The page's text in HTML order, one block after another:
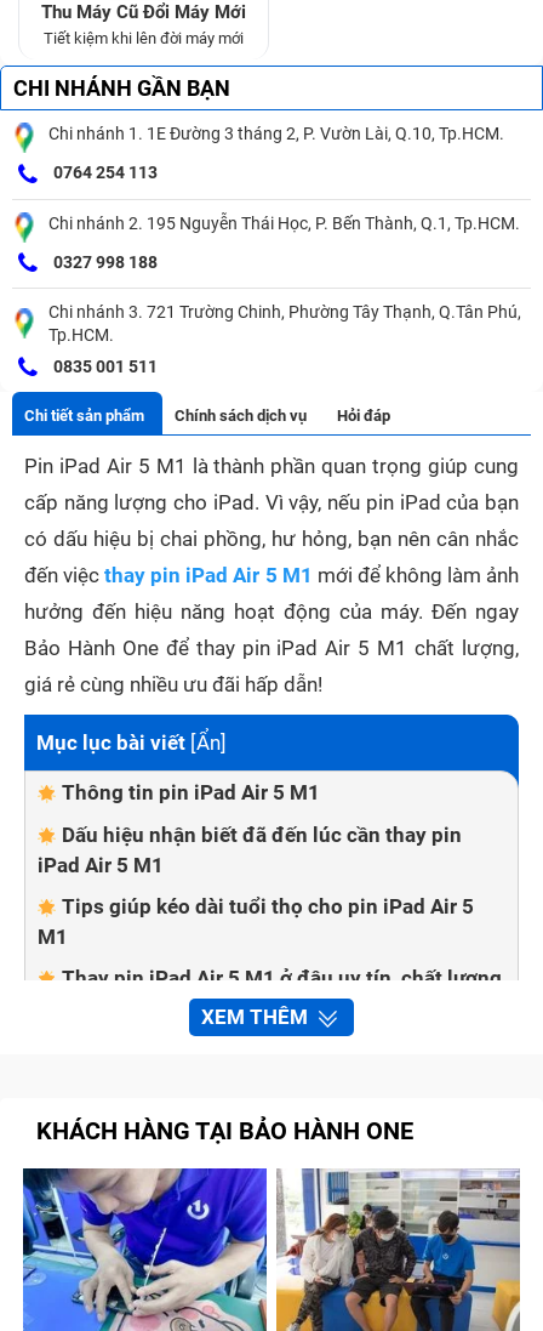
Thu Máy Cũ Đổi Máy Mới
Tiết kiệm khi lên đời máy mới
CHI NHÁNH GẦN BẠN
Chi nhánh 1. 1E Đường 3 tháng 2, P. Vườn Lài, Q.10, Tp.HCM.
0764 254 113
Chi nhánh 2. 195 Nguyễn Thái Học, P. Bến Thành, Q.1, Tp.HCM.
0327 998 188
Chi nhánh 3. 721 Trường Chinh, Phường Tây Thạnh, Q.Tân Phú,
Tp.HCM.
0835 001 511
Chi tiết sản phẩm Chính sách dịch vụ Hỏi đáp
Pin iPad Air 5 M1 là thành phần quan trọng giúp cung
cấp năng lượng cho iPad. Vì vậy, nếu pin iPad của bạn
có dấu hiệu bị chai phồng, hư hỏng, bạn nên cân nhắc
đến việcthay pin iPad Air 5 M1 mới để không làm ảnh
hưởng đến hiệu năng hoạt động của máy. Đến ngay
Bảo Hành One để thay pin iPad Air 5 M1 chất lượng,
giá rẻ cùng nhiều ưu đãi hấp dẫn!
Mục lục bài viết [Ẩn]
Thông tin pin iPad Air 5 M1
Dấu hiệu nhận biết đã đến lúc cần thay pin
iPad Air 5 M1
Tips giúp kéo dài tuổi thọ cho pin iPad Air 5
M1
Thay pin iPad Air 5 M1 ở đâu uy tín, chất lượng
Tổng kết
XEM THÊM
KHÁCH HÀNG TẠI BẢO HÀNH ONE